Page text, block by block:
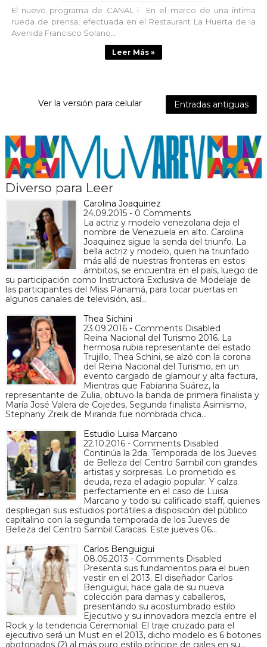
El nuevo programa de CANAL i En el marco de una íntima
rueda de prensa, efectuada en el Restaurant La Huerta de la
Avenida Francisco Solano...
Leer Más »
Entradas antiguas
Ver la versión para celular
Diverso para Leer
Carolina Joaquinez
24.09.2015 - 0 Comments
La actriz y modelo venezolana deja el
nombre de Venezuela en alto. Carolina
Joaquinez sigue la senda del triunfo. La
bella actriz y modelo, quien ha triunfado
más allá de nuestras fronteras en estos
ámbitos, se encuentra en el país, luego de
su participación como Instructora Exclusiva de Modelaje de
las participantes del Miss Panamá, para tocar puertas en
algunos canales de televisión, así…
Thea Sichini
23.09.2016 - Comments Disabled
Reina Nacional del Turismo 2016. La
hermosa rubia representante del estado
Trujillo, Thea Schini, se alzó con la corona
del Reina Nacional del Turismo, en un
evento cargado de glamour y alta factura,
Mientras que Fabianna Suárez, la
representante de Zulia, obtuvo la banda de primera finalista y
María José Valera de Cojedes, Segunda finalista Asimismo,
Stephany Zreik de Miranda fue nombrada chica…
Estudio Luisa Marcano
22.10.2016 - Comments Disabled
Continúa la 2da. Temporada de los Jueves
de Belleza del Centro Sambil con grandes
artistas y sorpresas. Lo prometido es
deuda, reza el adagio popular. Y calza
perfectamente en el caso de Luisa
Marcano y todo su calificado staff, quienes
despliegan sus estudios portátiles a disposición del público
capitalino con la segunda temporada de los Jueves de
Belleza del Centro Sambil Caracas. Este jueves 06…
Carlos Benguigui
08.05.2013 - Comments Disabled
Presenta sus fundamentos para el buen
vestir en el 2013. El diseñador Carlos
Benguigui, hace gala de su nueva
colección para damas y caballeros,
presentando su acostumbrado estilo
Ejecutivo y su innovadora mezcla entre el
Rock y la tendencia Ceremonial. El traje cruzado para el
ejecutivo será un Must en el 2013, dicho modelo es 6 botones
abotonados (2) al más puro estilo príncipe de gales en su…